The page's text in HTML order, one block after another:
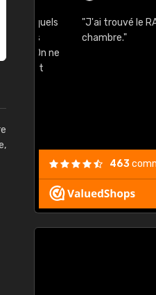
"J'ai trouvé le RAL
chambre."
463